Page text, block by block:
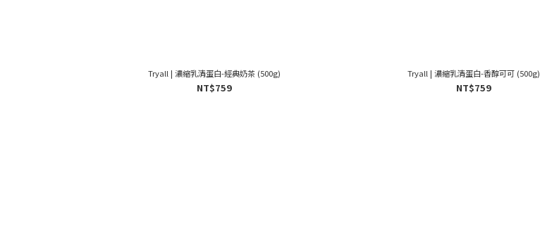
Tryall | 濃縮乳清蛋白-經典奶茶 (500g)
NT$759
Tryall | 濃縮乳清蛋白-香醇可可 (500g)
NT$759